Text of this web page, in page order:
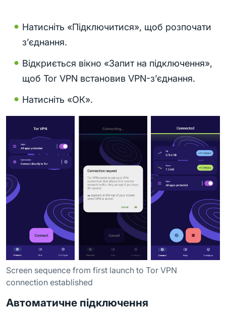
Натисніть «Підключитися», щоб розпочати
з’єднання.
Відкриється вікно «Запит на підключення»,
щоб Tor VPN встановив VPN-з’єднання.
Натисніть «ОК».
Screen sequence from first launch to Tor VPN
connection established
Автоматичне підключення